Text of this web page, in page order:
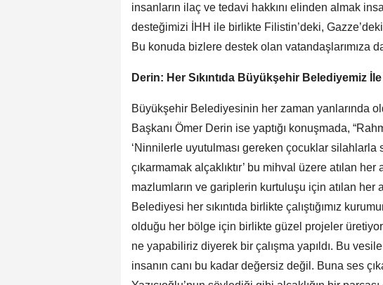
insanların ilaç ve tedavi hakkını elinden almak
desteğimizi İHH ile birlikte Filistin’deki,
Bu konuda bizlere destek olan vatandaşlarımıza
Derin: Her Sıkıntıda Büyükşehir Belediyemiz
Büyükşehir Belediyesinin her zaman yanlarında
Başkanı Ömer Derin ise yaptığı konuşmada,
‘Ninnilerle uyutulması gereken çocuklar
çıkarmamak alçaklıktır’ bu mihval üzere atılan her
mazlumların ve gariplerin kurtuluşu için atılan her
Belediyesi her sıkıntıda birlikte çalıştığımız
olduğu her bölge için birlikte güzel projeler
ne yapabiliriz diyerek bir çalışma yapıldı. Bu
insanın canı bu kadar değersiz değil. Buna ses